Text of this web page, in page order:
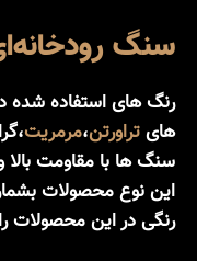
سنگ
رنگ های استفاده شده
هایتراورتن،مرمریت
سنگ ها با مقاومت بالا
این نوع محصولات
رنگی در این محصولات